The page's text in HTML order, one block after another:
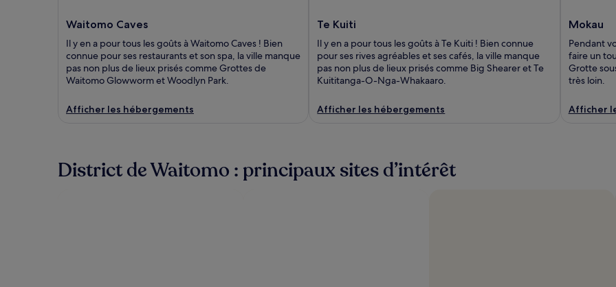
Waitomo Caves
Il y en a pour tous les goûts à Waitomo Caves ! Bien
connue pour ses restaurants et son spa, la ville manque
pas non plus de lieux prisés comme Grottes de
Waitomo Glowworm et Woodlyn Park.
Afficher les hébergements
Te Kuiti
Il y en a pour tous les goûts à Te Kuiti ! Bien connue
pour ses rives agréables et ses cafés, la ville manque
pas non plus de lieux prisés comme Big Shearer et Te
Kuititanga-O-Nga-Whakaaro.
Afficher les hébergements
Mokau
Pendant
faire un
Grotte
très loin.
Afficher
District de Waitomo : principaux sites d’intérêt